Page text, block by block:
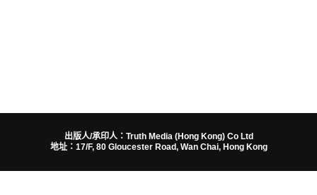
出版人/承印人：Truth Media (Hong Kong) Co Ltd
地址：17/F, 80 Gloucester Road, Wan Chai, Hong Kong